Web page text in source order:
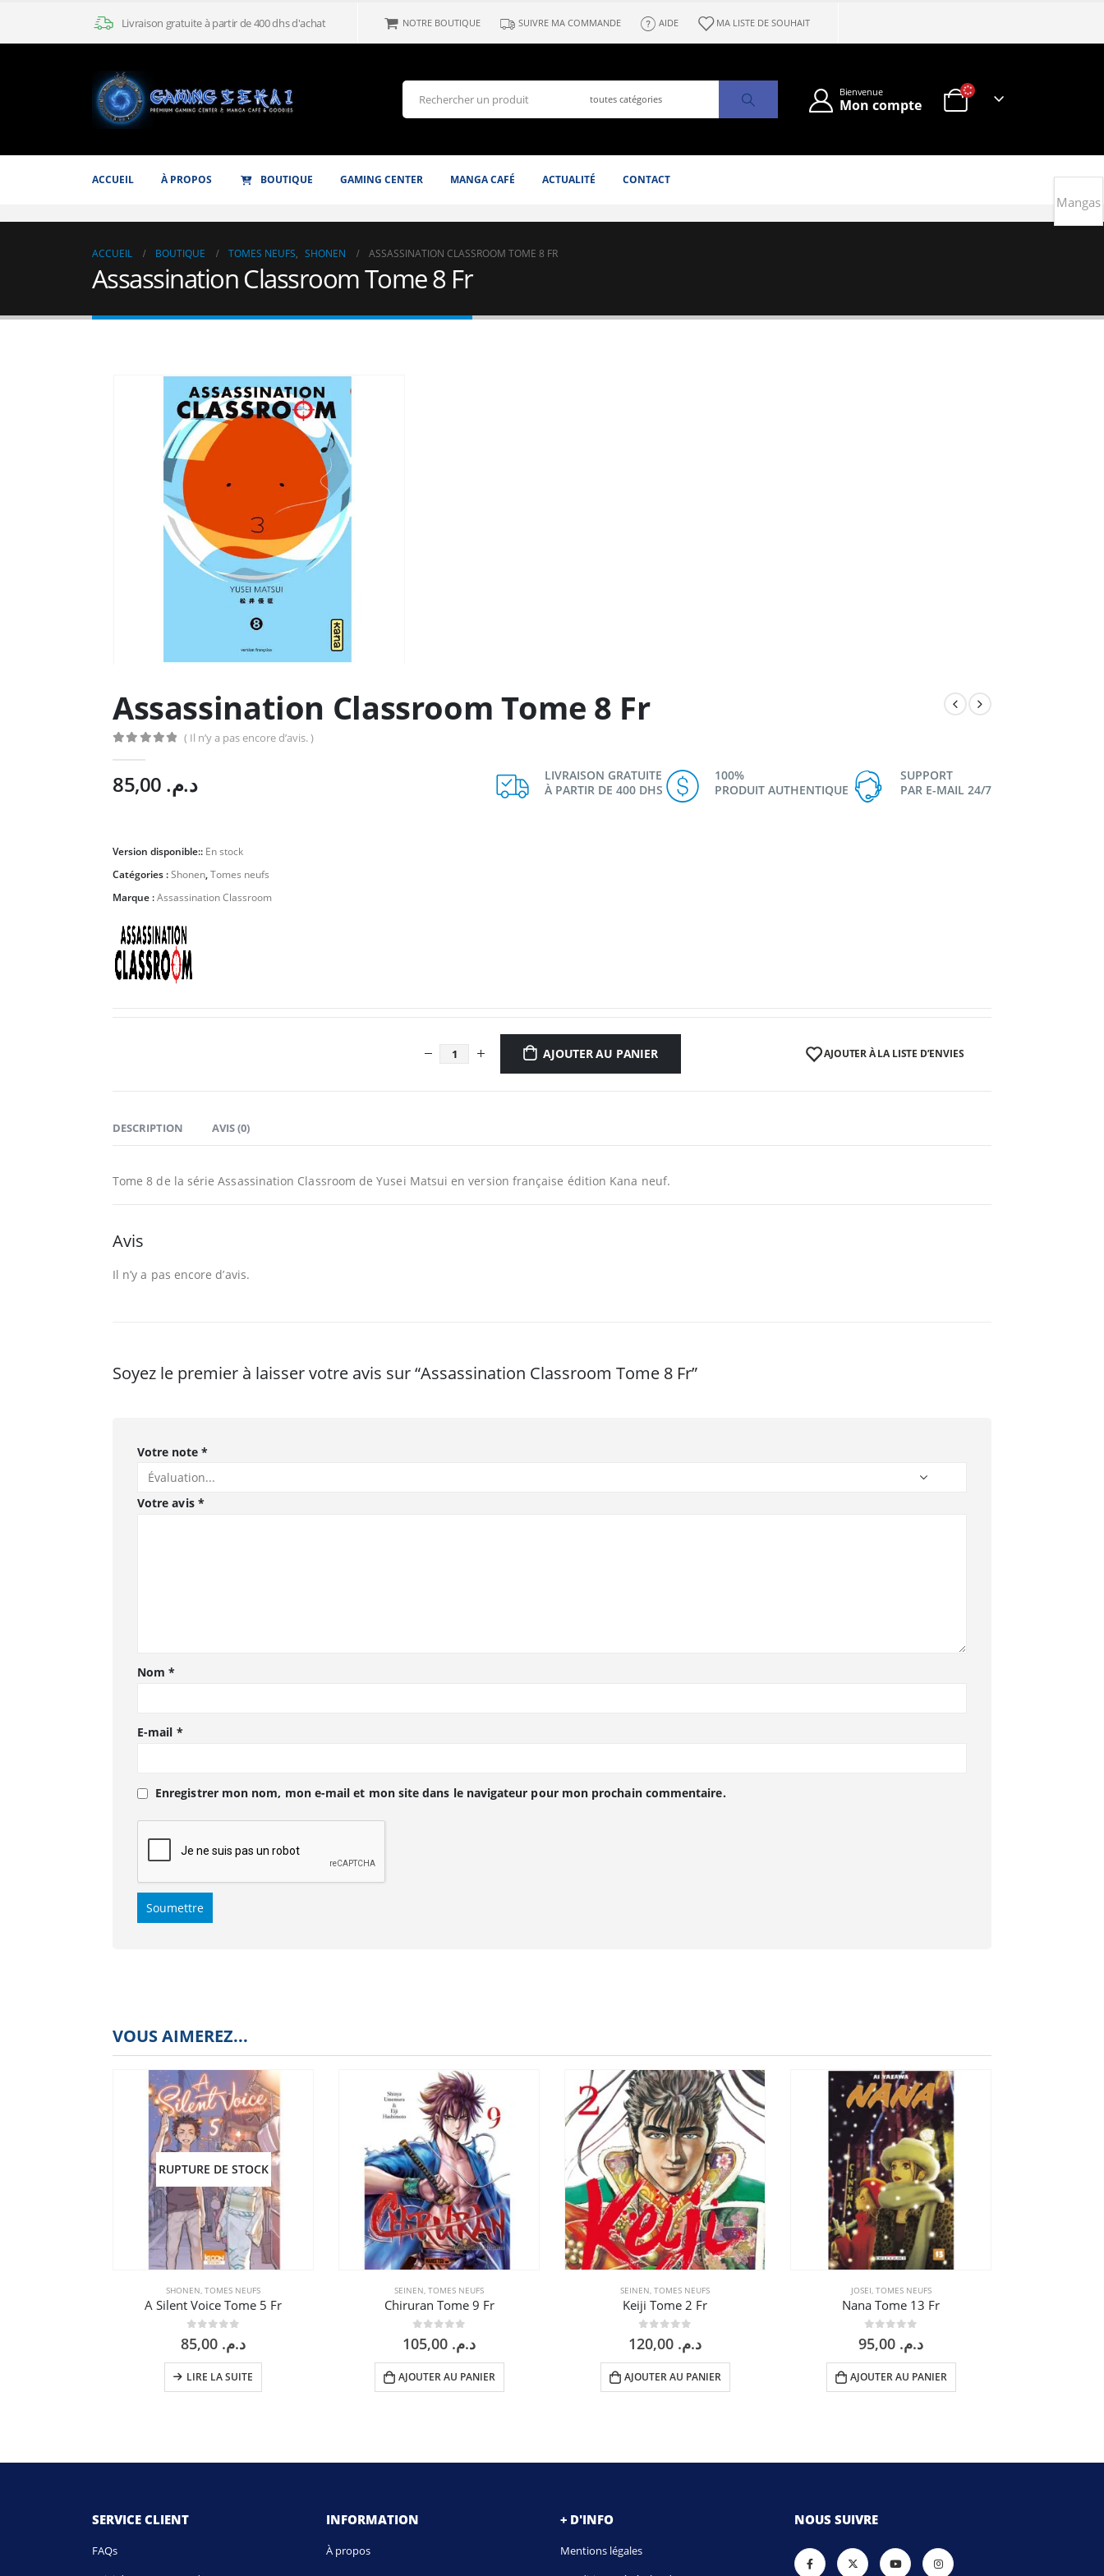
Livraison gratuite à partir de 400 dhs d'achat NOTRE BOUTIQUE SUIVRE MA COMMANDE AIDE MA LISTE DE SOUHAIT
Bienvenue
Mon compte
ACCUEIL À PROPOS BOUTIQUE GAMING CENTER MANGA CAFÉ ACTUALITÉ CONTACT
ACCUEIL BOUTIQUE TOMES NEUFS, SHONEN ASSASSINATION CLASSROOM TOME 8 FR
Assassination Classroom Tome 8 Fr
Assassination Classroom Tome 8 Fr
( Il n’y a pas encore d’avis. )
د.م.
LIVRAISON GRATUITE
À PARTIR DE 400 DHS
100%
PRODUIT AUTHENTIQUE
SUPPORT
PAR E-MAIL 24/7
Version disponible:: En stock
Catégories :Shonen,Tomes neufs
Marque :Assassination Classroom
AJOUTER AU PANIER AJOUTER À LA LISTE D’ENVIES
DESCRIPTION AVIS (0)
Tome 8 de la série Assassination Classroom de Yusei Matsui en version française édition Kana neuf.
Avis
Il n’y a pas encore d’avis.
Soyez le premier à laisser votre avis sur “Assassination Classroom Tome 8 Fr”
Votre note *
Votre avis *
Nom*
E-mail *
Enregistrer mon nom, mon e-mail et mon site dans le navigateur pour mon prochain commentaire.
VOUS AIMEREZ...
RUPTURE DE STOCK
SHONEN, TOMES NEUFS
A Silent Voice Tome 5 Fr
0sur 5د.م.
LIRE LA SUITE
SEINEN, TOMES NEUFS
Chiruran Tome 9 Fr
0 sur 5د.م.
AJOUTER AU PANIER
SEINEN, TOMES NEUFS
Keiji Tome 2 Fr
0 sur 5د.م.
AJOUTER AU PANIER
JOSEI, TOMES NEUFS
Nana Tome 13 Fr
0sur 5د.م.
AJOUTER AU PANIER
SERVICE CLIENT
FAQs
INFORMATION
À propos
+ D'INFO
Mentions légales
NOUS SUIVRE
Mangas